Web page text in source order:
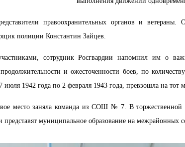
правоохранительных органов и ветераны.
полиции Константин Зайцев.
сотрудник Росгвардии напомнил им о
и ожесточенности боев, по
июля 1942 года по 2 февраля 1943 года, превзошла на тот
место заняла команда из СОШ № 7. В торжественной
представят муниципальное образование на межрайонных